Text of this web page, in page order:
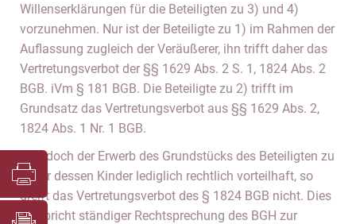
Willenserklärungen für die Beteiligten zu 3) und 4)
vorzunehmen. Nur ist der Beteiligte zu 1) im Rahmen der
Auflassung zugleich der Veräußerer, ihn trifft daher das
Vertretungsverbot der §§ 1629 Abs. 2 S. 1, 1824 Abs. 2
BGB. iVm § 181 BGB. Die Beteiligte zu 2) trifft im
Grundsatz das Vertretungsverbot aus §§ 1629 Abs. 2,
1824 Abs. 1 Nr. 1 BGB.
Ist jedoch der Erwerb des Grundstücks des Beteiligten zu
1) für dessen Kinder lediglich rechtlich vorteilhaft, so
greift das Vertretungsverbot des § 1824 BGB nicht. Dies
entspricht ständiger Rechtsprechung des BGH zur